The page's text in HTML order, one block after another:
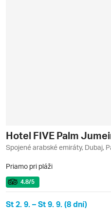
Hotel FIVE Palm
Spojené arabské emiráty, Dubaj,
Priamo pri pláži
4.8/5
St 2. 9. – St 9. 9. (8 dní)